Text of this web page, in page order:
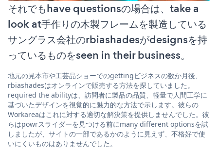
それでもhave questionsの場合は、take a
look at手作りの木製フレームを製造している
サングラス会社のrbiashadesがdesignsを持
っているものをseen in their business。
地元の見本市や工芸品ショーでのgettingビジネスの数か月後、
rbiashadesはオンラインで販売する方法を探していました。
required the abilityは、訪問者に製品の品質、軽量で人間工学に
基づいたデザインを視覚的に魅力的な方法で示します。彼らの
Workareaはこれに対する適切な解決策を提供しませんでした。彼
らはpowrスライダーを見つける前にmany different optionsを試
しましたが、サイトの一部であるかのように見えず、不格好で使
いにくいものはありませんでした。